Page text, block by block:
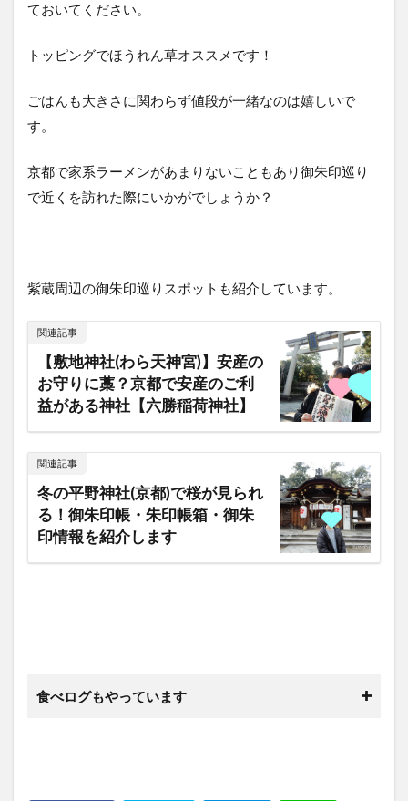
ておいてください。
トッピングでほうれん草オススメです！
ごはんも大きさに関わらず値段が一緒なのは嬉しいで
す。
京都で家系ラーメンがあまりないこともあり御朱印巡り
で近くを訪れた際にいかがでしょうか？
紫蔵周辺の御朱印巡りスポットも紹介しています。
関連記事
【敷地神社(わら天神宮)】安産の
お守りに藁？京都で安産のご利
益がある神社【六勝稲荷神社】
関連記事
冬の平野神社(京都)で桜が見られ
る！御朱印帳・朱印帳箱・御朱
印情報を紹介します
食べログもやっています